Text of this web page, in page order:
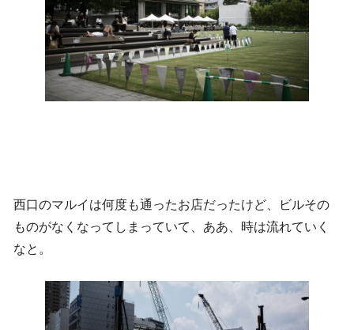
西口のマルイは何度も通ったお店だったけど、ビルその
ものがなくなってしまっていて、ああ、時は流れていく
なと。